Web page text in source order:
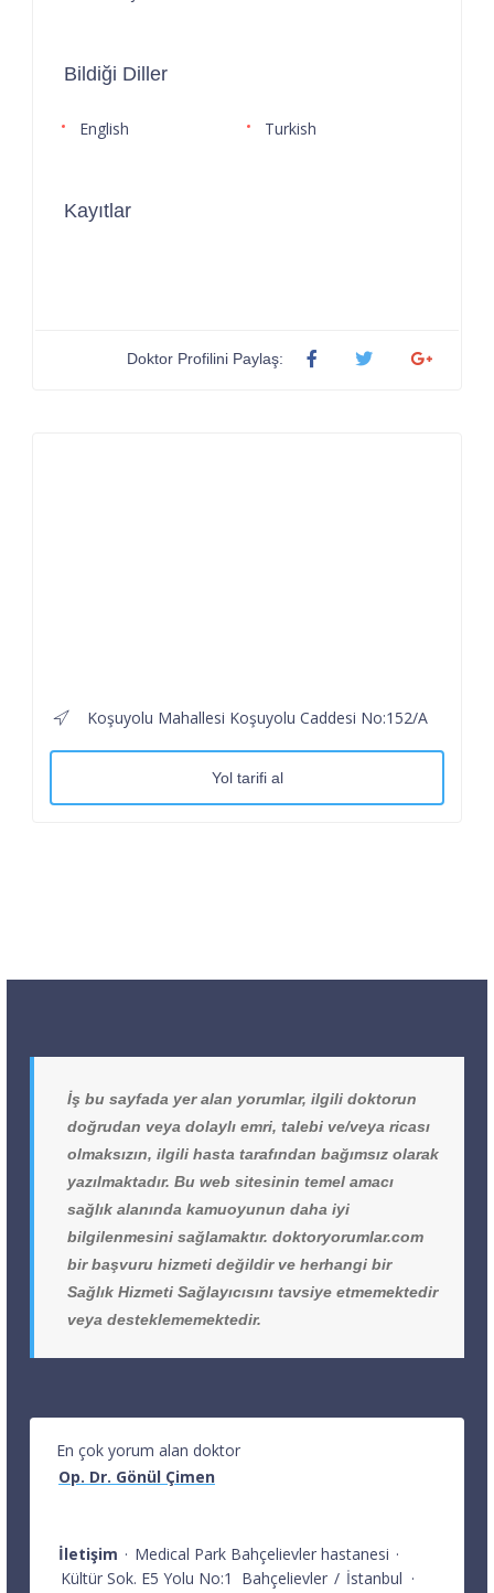
Bildiği Diller
English Turkish
Kayıtlar
Doktor Profilini Paylaş:
Koşuyolu Mahallesi Koşuyolu Caddesi No:152/A
Yol tarifi al
İş bu sayfada yer alan yorumlar, ilgili doktorun
doğrudan veya dolaylı emri, talebi ve/veya ricası
olmaksızın, ilgili hasta tarafından bağımsız olarak
yazılmaktadır. Bu web sitesinin temel amacı
sağlık alanında kamuoyunun daha iyi
bilgilenmesini sağlamaktır. doktoryorumlar.com
bir başvuru hizmeti değildir ve herhangi bir
Sağlık Hizmeti Sağlayıcısını tavsiye etmemektedir
veya desteklememektedir.
En çok yorum alan doktor
Op. Dr. Gönül Çimen
İletişim · Medical Park Bahçelievler hastanesi ·
Kültür Sok. E5 Yolu No:1
Bahçelievler / İstanbul ·